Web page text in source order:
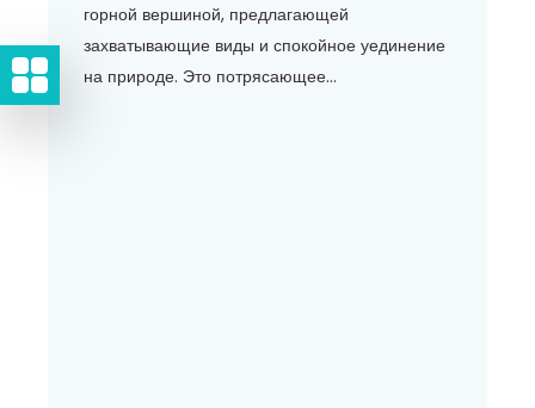
горной вершиной, предлагающей
захватывающие виды и спокойное уединение
на природе. Это потрясающее...